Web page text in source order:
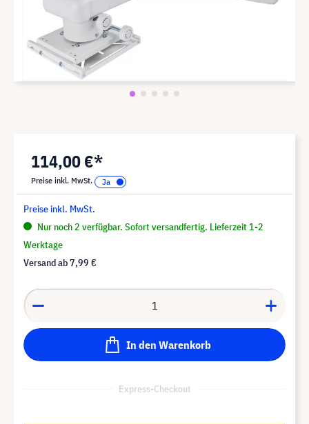
114,00 €*
Preise inkl. MwSt.
Preise inkl. MwSt.
Nur noch 2 verfügbar. Sofort versandfertig. Lieferzeit 1-2
Werktage
Versand ab7,99 €
In den Warenkorb
Express-Checkout